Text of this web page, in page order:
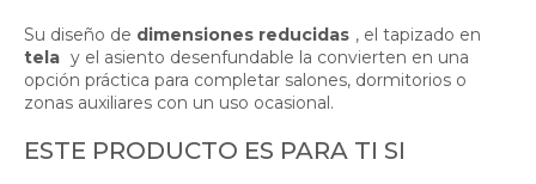
Su diseño de dimensiones reducidas , el tapizado en
tela y el asiento desenfundable la convierten en una
opción práctica para completar salones, dormitorios o
zonas auxiliares con un uso ocasional.
ESTE PRODUCTO ES PARA TI SI